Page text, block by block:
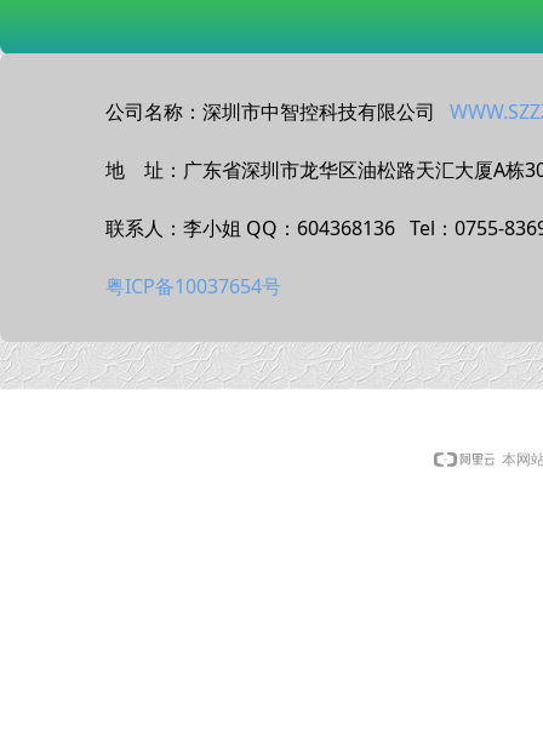
公司名称：深圳市中智控科技有限公司
地 址：广东省深圳市龙华区油松路天汇大厦A栋
联系人：李小姐 QQ：604368136 Tel：0755-
粤ICP备10037654号
本网